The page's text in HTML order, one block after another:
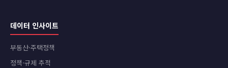
데이터 인사이트
부동산·주택정책
정책·규제 추적